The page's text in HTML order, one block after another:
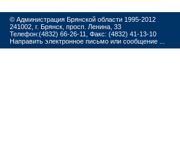
© Администрация Брянской области 1995-2012
241002, г. Брянск, просп. Ленина, 33
Телефон:(4832) 66-26-11, Факс: (4832) 41-13-10
Направить электронное письмо или сообщение ...